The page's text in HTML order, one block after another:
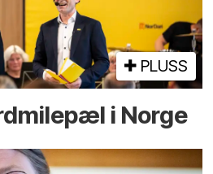
PLUSS
i Norge